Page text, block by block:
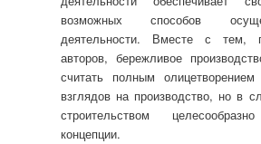
возможных способов
деятельности. Вместе с тем,
авторов, бережливое
считать полным
взглядов на производство, но в
строительством
концепции.